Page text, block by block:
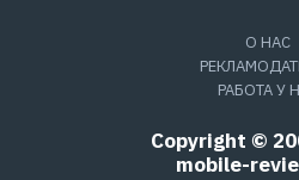
О НАС
РАБОТА У
Copyright ©
mobile-